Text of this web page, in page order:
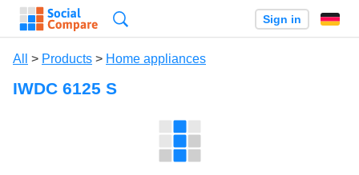
Sign in
All > Products > Home appliances
IWDC 6125 S